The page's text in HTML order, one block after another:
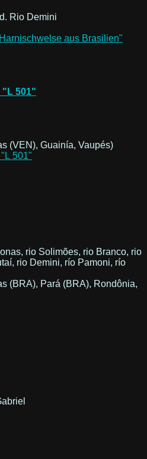
Rio Demini
aus Brasilien"
"L 501"
(VEN), Guainía, Vaupés)
rio Solimões, rio Branco, rio
rio Demini, río Pamoni, río
(BRA), Pará (BRA), Rondônia,